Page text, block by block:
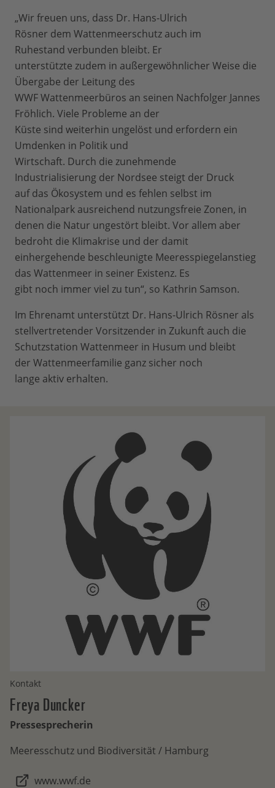
„Wir freuen uns, dass Dr. Hans-Ulrich
Rösner dem Wattenmeerschutz auch im
Ruhestand verbunden bleibt. Er
unterstützte zudem in außergewöhnlicher Weise die
Übergabe der Leitung des
WWF Wattenmeerbüros an seinen Nachfolger Jannes
Fröhlich. Viele Probleme an der
Küste sind weiterhin ungelöst und erfordern ein
Umdenken in Politik und
Wirtschaft. Durch die zunehmende
Industrialisierung der Nordsee steigt der Druck
auf das Ökosystem und es fehlen selbst im
Nationalpark ausreichend nutzungsfreie Zonen, in
denen die Natur ungestört bleibt. Vor allem aber
bedroht die Klimakrise und der damit
einhergehende beschleunigte Meeresspiegelanstieg
das Wattenmeer in seiner Existenz. Es
gibt noch immer viel zu tun“, so Kathrin Samson.
Im Ehrenamt unterstützt Dr. Hans-Ulrich Rösner als
stellvertretender Vorsitzender in Zukunft auch die
Schutzstation Wattenmeer in Husum und bleibt
der Wattenmeerfamilie ganz sicher noch
lange aktiv erhalten.
Kontakt
FreyaDuncker
Pressesprecherin
Meeresschutz und Biodiversität / Hamburg
www.wwf.de